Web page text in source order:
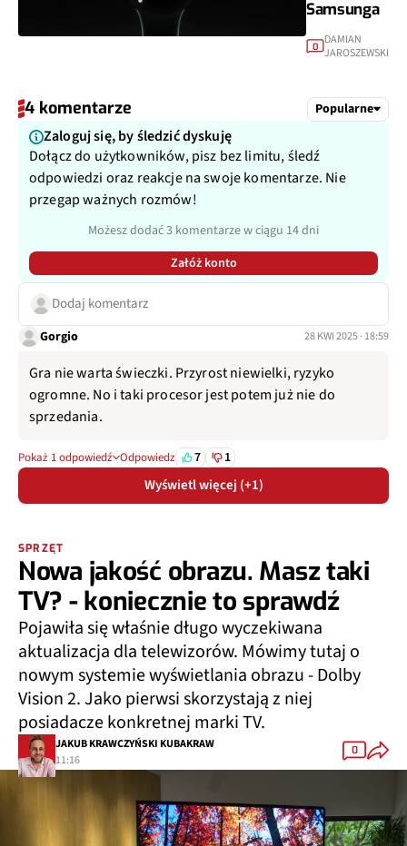
Samsunga
0
DAMIAN
JAROSZEWSKI
4 komentarze Popularne
Zaloguj się, by śledzić dyskuję
Dołącz do użytkowników, pisz bez limitu, śledź
odpowiedzi oraz reakcje na swoje komentarze. Nie
przegap ważnych rozmów!
Możesz dodać 3 komentarze w ciągu 14 dni
Załóż konto
Dodaj komentarz
Gorgio 28 KWI 2025 · 18:59
Gra nie warta świeczki. Przyrost niewielki, ryzyko
ogromne. No i taki procesor jest potem już nie do
sprzedania.
Pokaż 1 odpowiedź Odpowiedz 7 1
Wyświetl więcej (+1)
SPRZĘT
Nowa jakość obrazu. Masz taki
TV? - koniecznie to sprawdź
Pojawiła się właśnie długo wyczekiwana
aktualizacja dla telewizorów. Mówimy tutaj o
nowym systemie wyświetlania obrazu - Dolby
Vision 2. Jako pierwsi skorzystają z niej
posiadacze konkretnej marki TV.
JAKUB KRAWCZYŃSKI KUBAKRAW
11:16
0